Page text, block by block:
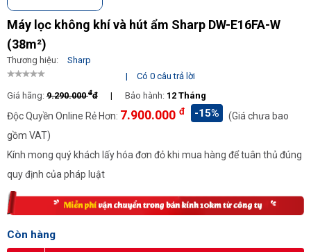
Máy lọc không khí và hút ẩm Sharp DW-E16FA-W
(38m²)
Thương hiệu:
Sharp
|
Có 0 câu trả lời
Giá hãng: 9.290.000đđ | Bảo hành: 12 Tháng
Độc Quyền Online Rẻ Hơn: 7.900.000 đ -15%
(Giá chưa bao
gồm VAT)
Kính mong quý khách lấy hóa đơn đỏ khi mua hàng để tuân thủ đúng
quy định của pháp luật
Còn hàng